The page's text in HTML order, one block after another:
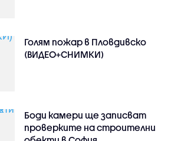
Голям пожар в Пловдивско
(ВИДЕО+СНИМКИ)
Боди камери ще записват
проверките на строителни